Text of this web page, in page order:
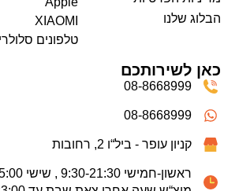
הבלוג שלנו
XIAOMI
טלפונים סלולריים
כאן לשירותכם
08-8668999
08-8668999
קניון עופר - ביל“ו 2, רחובות
ראשון-חמישי 9:30-21:30 , שישי 9:30-15:00